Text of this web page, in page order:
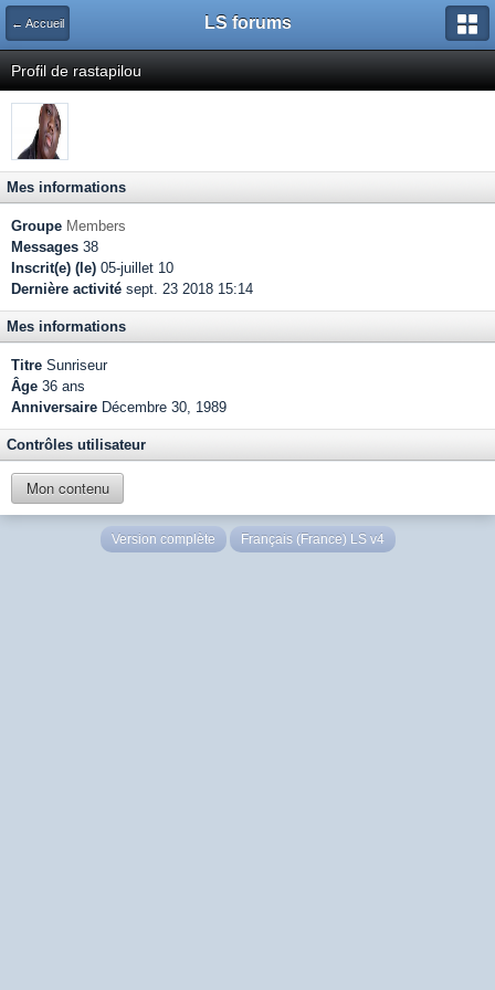
← Accueil LS forums
Profil de rastapilou
Mes informations
Groupe Members
Messages 38
Inscrit(e) (le) 05-juillet 10
Dernière activité sept. 23 2018 15:14
Mes informations
Titre Sunriseur
Âge 36 ans
Anniversaire Décembre 30, 1989
Contrôles utilisateur
Mon contenu
Version complète Français (France) LS v4